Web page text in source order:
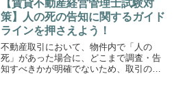
【賃貸不動産経営管理士試験対
策】人の死の告知に関するガイド
ラインを押さえよう！
不動産取引において、物件内で「人の
死」があった場合に、どこまで調査・告
知すべきかが明確でないため、取引の円